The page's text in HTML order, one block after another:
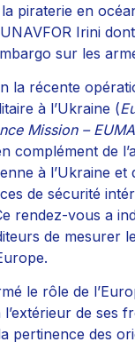
piraterie en
Irini
sur les
la récente
à l’Ukraine (
Mission –
complément de
à l’Ukraine et
de sécurité
rendez-vous a
de mesurer
le rôle de
l’extérieur de ses
pertinence des